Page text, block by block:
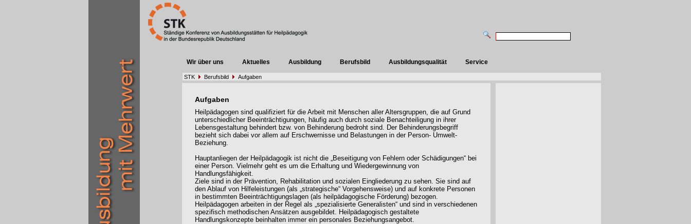
Wir über uns Aktuelles Ausbildung Berufsbild Ausbildungsqualität Service
STK Berufsbild Aufgaben
Aufgaben
Heilpädagogen sind qualifiziert für die Arbeit mit Menschen aller Altersgruppen, die auf Grund
unterschiedlicher Beeinträchtigungen, häufig auch durch soziale Benachteiligung in ihrer
Lebensgestaltung behindert bzw. von Behinderung bedroht sind. Der Behinderungsbegriff
bezieht sich dabei vor allem auf Erschwernisse und Belastungen in der Person- Umwelt-
Beziehung.
Hauptanliegen der Heilpädagogik ist nicht die „Beseitigung von Fehlern oder Schädigungen“ bei
einer Person. Vielmehr geht es um die Erhaltung und Wiedergewinnung von
Handlungsfähigkeit.
Ziele sind in der Prävention, Rehabilitation und sozialen Eingliederung zu sehen. Sie sind auf
den Ablauf von Hilfeleistungen (als „strategische“ Vorgehensweise) und auf konkrete Personen
in bestimmten Beeinträchtigungslagen (als heilpädagogische Förderung) bezogen.
Heilpädagogen arbeiten in der Regel als „spezialisierte Generalisten“ und sind in verschiedenen
spezifisch methodischen Ansätzen ausgebildet. Heilpädagogisch gestaltete
Handlungskonzepte beinhalten immer ein personales Beziehungsangebot.